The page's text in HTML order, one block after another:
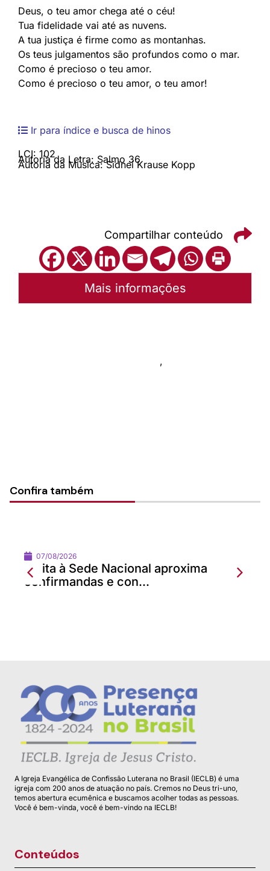
Deus, o teu amor chega até o céu!
Tua fidelidade vai até as nuvens.
A tua justiça é firme como as montanhas.
Os teus julgamentos são profundos como o mar.
Como é precioso o teu amor.
Como é precioso o teu amor, o teu amor!
Ir para índice e busca de hinos
LCI: 102
Autoria da Letra: Salmo 36
Autoria da Música: Sidnei Krause Kopp
Compartilhar conteúdo
Mais informações
,
Confira também
07/08/2026
Visita à Sede Nacional aproxima
confirmandas e con...
A Igreja Evangélica de Confissão Luterana no Brasil (IECLB) é uma
igreja com 200 anos de atuação no país. Cremos no Deus tri-uno,
temos abertura ecumênica e buscamos acolher todas as pessoas.
Você é bem-vinda, você é bem-vindo na IECLB!
Conteúdos